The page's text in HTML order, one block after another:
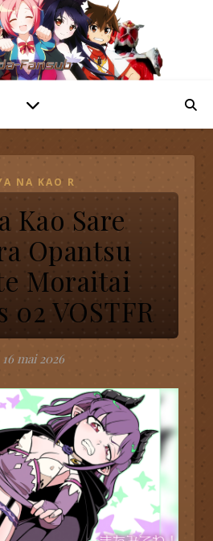
NA KAO R
Kao Sare
Opantsu
Moraitai
02 VOSTFR
16 mai 2026